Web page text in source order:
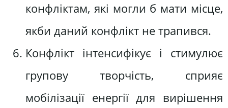
конфліктам, які могли б мати місце,
якби даний конфлікт не трапився.
Конфлікт інтенсифікує і стимулює
групову творчість, сприяє
мобілізації енергії для вирішення